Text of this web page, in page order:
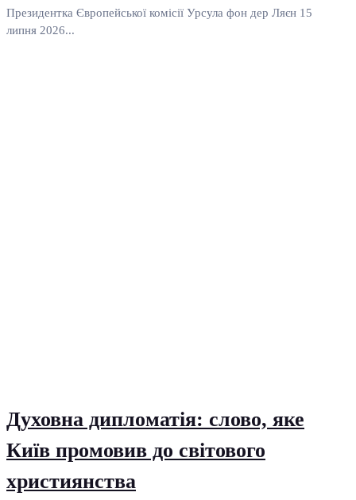
Президентка Європейської комісії Урсула фон дер Ляєн 15
липня 2026...
Духовна дипломатія: слово, яке
Київ промовив до світового
християнства